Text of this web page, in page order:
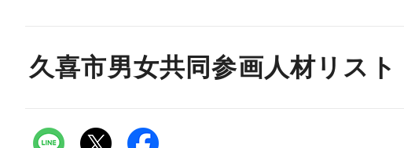
久喜市男女共同参画人材リスト